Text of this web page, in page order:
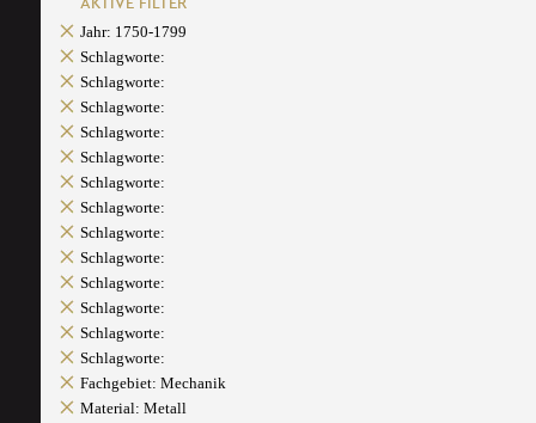
Jahr: 1750-1799
Schlagworte:
Schlagworte:
Schlagworte:
Schlagworte:
Schlagworte:
Schlagworte:
Schlagworte:
Schlagworte:
Schlagworte:
Schlagworte:
Schlagworte:
Schlagworte:
Schlagworte:
Fachgebiet: Mechanik
Material: Metall